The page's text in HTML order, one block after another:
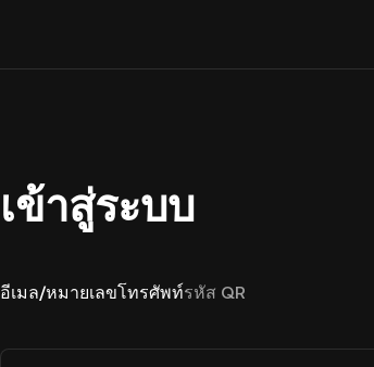
เข้าสู่ระบบ
อีเมล/หมายเลขโทรศัพท์รหัส QR